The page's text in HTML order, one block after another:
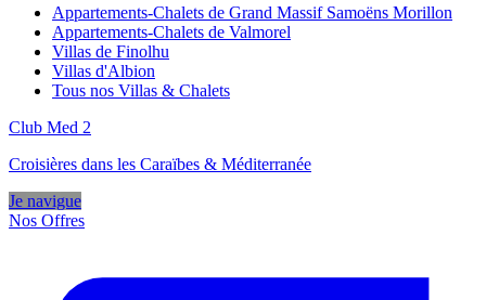
Appartements-Chalets de Grand Massif Samoëns Morillon
Appartements-Chalets de Valmorel
Villas de Finolhu
Villas d'Albion
Tous nos Villas & Chalets
Club Med 2
Croisières dans les Caraïbes & Méditerranée
Je navigue
Nos Offres